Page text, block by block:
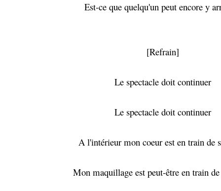
Est-ce que quelqu'un peut encore y
[Refrain]
Le spectacle doit continuer
Le spectacle doit continuer
A l'intérieur mon coeur est en train de
Mon maquillage est peut-être en train